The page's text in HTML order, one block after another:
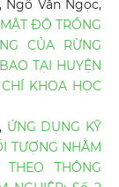
Ngô Văn Ngọc,
ĐỘ TRỒNG
CỦA RỪNG
TẠI HUYỆN
KHOA HỌC
ỨNG DỤNG KỸ
TƯỢNG NHẰM
THÔNG